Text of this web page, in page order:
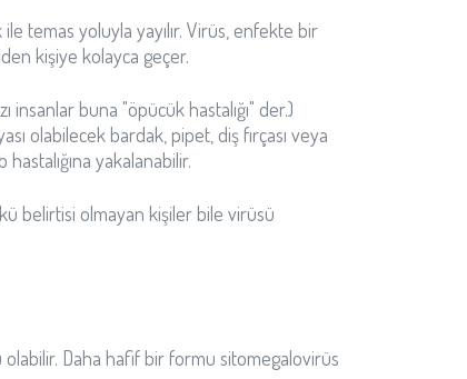
temas yoluyla yayılır. Virüs, enfekte bir
kişiye kolayca geçer.
insanlar buna "öpücük hastalığı" der.)
olabilecek bardak, pipet, diş fırçası veya
yakalanabilir.
belirtisi olmayan kişiler bile virüsü
Daha hafif bir formu sitomegalovirüs